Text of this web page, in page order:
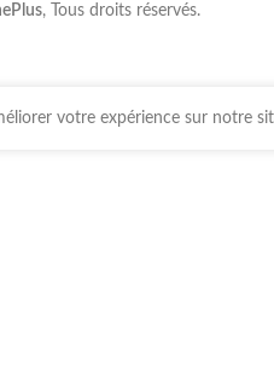
, Tous droits réservés.
votre expérience sur notre